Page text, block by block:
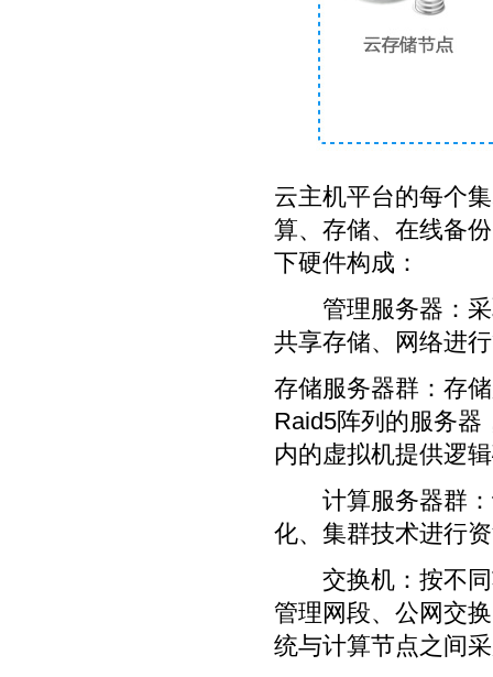
云主机平台的每个
算、存储、在线备
下硬件构成：
管理服务器：采
共享存储、网络进
存储服务器群：存
Raid5阵列的服务器
内的虚拟机提供逻
计算服务器群：
化、集群技术进行
交换机：按不同
管理网段、公网交
统与计算节点之间